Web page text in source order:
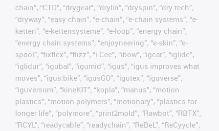
chain”, “CTD”, “drygear”, “drylin”, “dryspin”, “dry-tech”,
“dryway”, “easy chain”, “e-chain”, “e-chain systems”, “e-
ketten”, “e-kettensysteme”, “e-loop”, “energy chain”,
“energy chain systems”, “enjoyneering”, “e-skin”, “e-
spool”, “fixflex”, “flizz”, “i.Cee”, “ibow”, “igear”, “iglide”,
“iglidur”, “igubal”, “igumid”, “igus”, “igus improves what
moves”, “igus:bike”, “igusGO”, “igutex”, “iguverse”,
“iguversum”, “kineKIT”, “kopla”, “manus”, “motion
plastics”, “motion polymers”, “motionary”, “plastics for
longer life”, “polymore”, “print2mold”, “Rawbot”, “RBTX”,
“RCYL”, “readycable”, “readychain”, “ReBeL”, “ReCyycle”,